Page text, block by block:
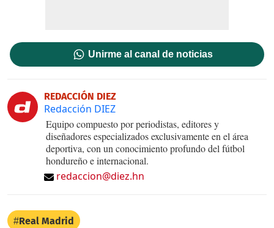
Unirme al canal de noticias
REDACCIÓN DIEZ
Redacción DIEZ
Equipo compuesto por periodistas, editores y
diseñadores especializados exclusivamente en el área
deportiva, con un conocimiento profundo del fútbol
hondureño e internacional.
redaccion@diez.hn
Real Madrid